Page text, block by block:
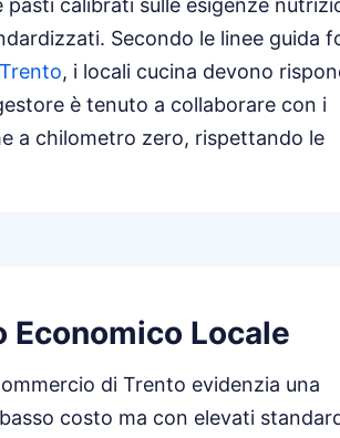
calibrati sulle esigenze
Secondo le linee guida
, i locali cucina devono
è tenuto a collaborare con i
a chilometro zero, rispettando le
Locale
di Trento evidenzia una
costo ma con elevati